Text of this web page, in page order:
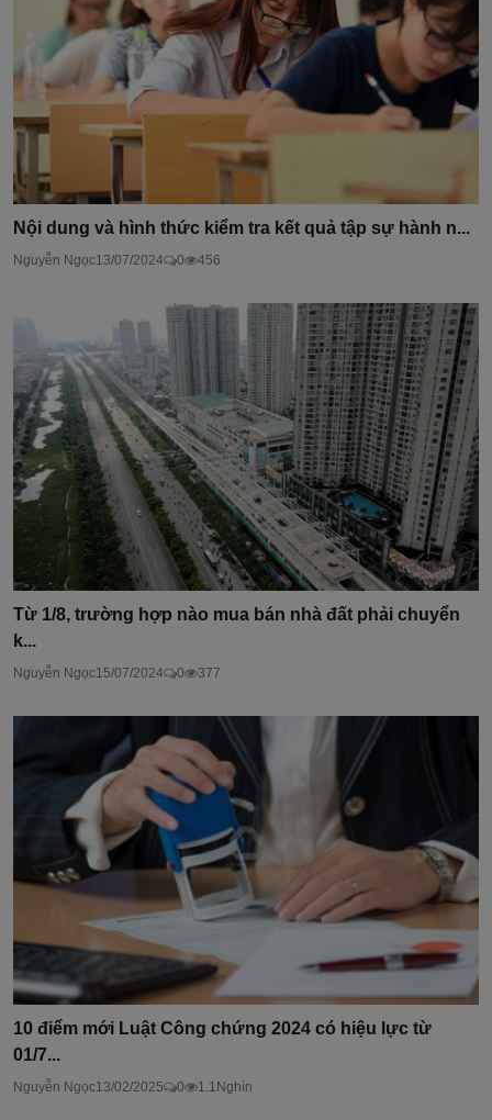
Nội dung và hình thức kiểm tra kết quả tập sự hành n...
Nguyễn Ngọc13/07/2024 0 456
Từ 1/8, trường hợp nào mua bán nhà đất phải chuyển
k...
Nguyễn Ngọc15/07/2024 0 377
10 điểm mới Luật Công chứng 2024 có hiệu lực từ
01/7...
Nguyễn Ngọc13/02/2025 0 1.1Nghìn